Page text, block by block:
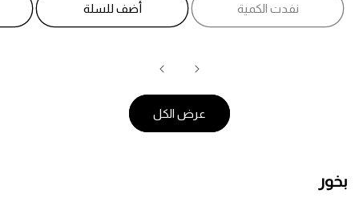
نفدت الكمية أضف للسلة
عرض الكل
بخور